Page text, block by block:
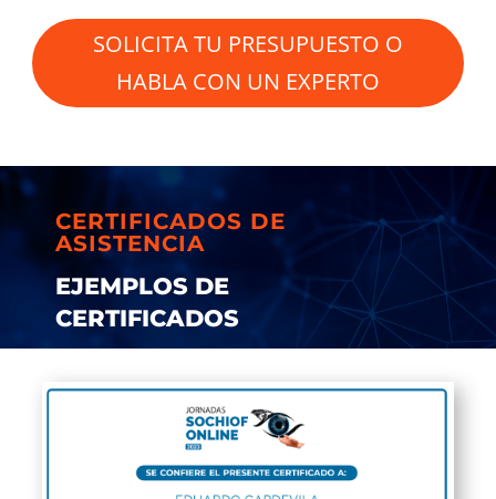
SOLICITA TU PRESUPUESTO O
HABLA CON UN EXPERTO
CERTIFICADOS DE
ASISTENCIA
EJEMPLOS DE
CERTIFICADOS